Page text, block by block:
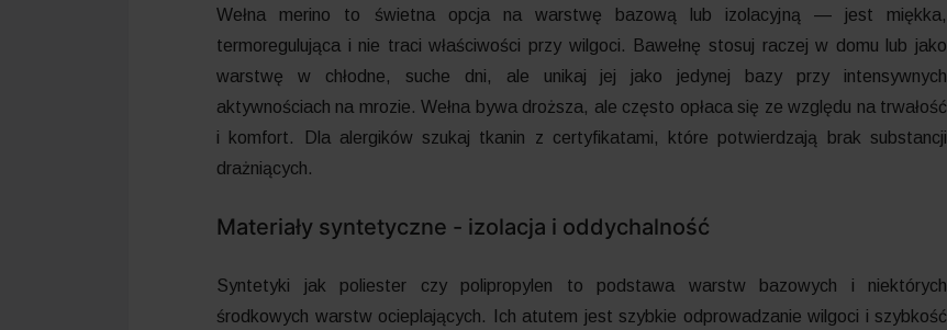
Wełna merino to świetna opcja na warstwę bazową lub izolacyjną — jest miękka,
termoregulująca i nie traci właściwości przy wilgoci. Bawełnę stosuj raczej w domu lub jako
warstwę w chłodne, suche dni, ale unikaj jej jako jedynej bazy przy intensywnych
aktywnościach na mrozie. Wełna bywa droższa, ale często opłaca się ze względu na trwałość
i komfort. Dla alergików szukaj tkanin z certyfikatami, które potwierdzają brak substancji
drażniących.
Materiały syntetyczne - izolacja i oddychalność
Syntetyki jak poliester czy polipropylen to podstawa warstw bazowych i niektórych
środkowych warstw ocieplających. Ich atutem jest szybkie odprowadzanie wilgoci i szybkość